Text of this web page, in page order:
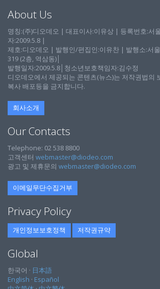
About Us
명칭:(주)디오데오 | 대표이사:이유상 | 등록번호:서
자:2009.5.8 |
제호:디오데오 | 발행인/편집인:이유찬 | 발행소:서
319 (2층, 역삼동)│
발행일자:2009.5.8│청소년보호책임자:김수정
디오데오에서 제공되는 콘텐츠(뉴스)는 저작권법의
복사 배포등을 금지합니다.
회사소개
Our Contacts
Telephone: 02 538 8800
고객센터 webmaster@diodeo.com
광고 및 제휴문의 webmaster@diodeo.com
이메일무단수집거부
Privacy Policy
개인정보보호정책 저작권규약
Global
한국어 · 日本語
English · Español